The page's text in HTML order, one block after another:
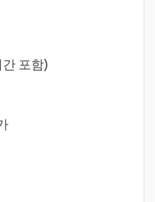
포함)